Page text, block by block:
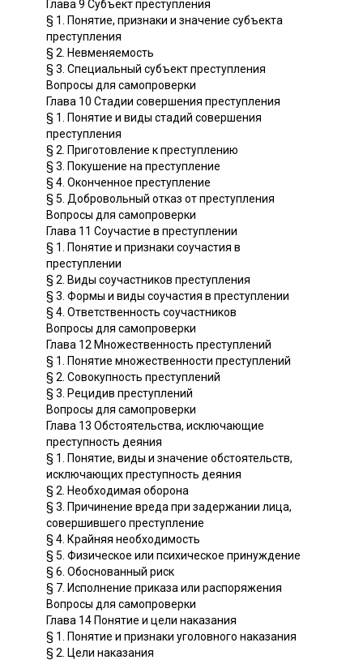
Глава 9 Субъект преступления
§ 1. Понятие, признаки и значение субъекта
преступления
§ 2. Невменяемость
§ 3. Специальный субъект преступления
Вопросы для самопроверки
Глава 10 Стадии совершения преступления
§ 1. Понятие и виды стадий совершения
преступления
§ 2. Приготовление к преступлению
§ 3. Покушение на преступление
§ 4. Оконченное преступление
§ 5. Добровольный отказ от преступления
Вопросы для самопроверки
Глава 11 Соучастие в преступлении
§ 1. Понятие и признаки соучастия в
преступлении
§ 2. Виды соучастников преступления
§ 3. Формы и виды соучастия в преступлении
§ 4. Ответственность соучастников
Вопросы для самопроверки
Глава 12 Множественность преступлений
§ 1. Понятие множественности преступлений
§ 2. Совокупность преступлений
§ 3. Рецидив преступлений
Вопросы для самопроверки
Глава 13 Обстоятельства, исключающие
преступность деяния
§ 1. Понятие, виды и значение обстоятельств,
исключающих преступность деяния
§ 2. Необходимая оборона
§ 3. Причинение вреда при задержании лица,
совершившего преступление
§ 4. Крайняя необходимость
§ 5. Физическое или психическое принуждение
§ 6. Обоснованный риск
§ 7. Исполнение приказа или распоряжения
Вопросы для самопроверки
Глава 14 Понятие и цели наказания
§ 1. Понятие и признаки уголовного наказания
§ 2. Цели наказания